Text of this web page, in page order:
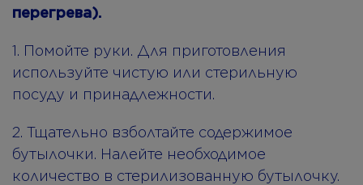
перегрева).
1. Помойте руки. Для приготовления
используйте чистую или стерильную
посуду и принадлежности.
2. Тщательно взболтайте содержимое
бутылочки. Налейте необходимое
количество в стерилизованную бутылочку.